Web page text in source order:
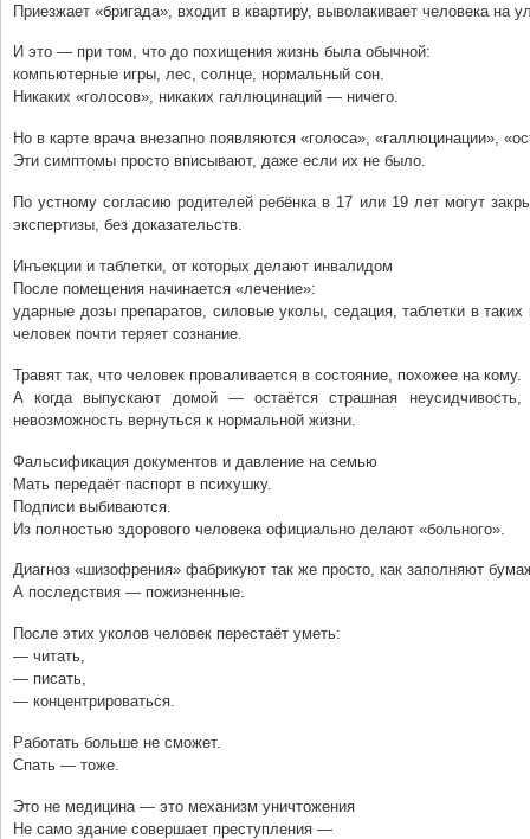
Приезжает «бригада», входит в квартиру, выволакивает человека на
И это — при том, что до похищения жизнь была обычной:
компьютерные игры, лес, солнце, нормальный сон.
Никаких «голосов», никаких галлюцинаций — ничего.
Но в карте врача внезапно появляются «голоса», «галлюцинации»,
Эти симптомы просто вписывают, даже если их не было.
По устному согласию родителей ребёнка в 17 или 19 лет могут
экспертизы, без доказательств.
Инъекции и таблетки, от которых делают инвалидом
После помещения начинается «лечение»:
ударные дозы препаратов, силовые уколы, седация, таблетки в таких
человек почти теряет сознание.
Травят так, что человек проваливается в состояние, похожее на кому.
А когда выпускают домой — остаётся страшная неусидчивость,
невозможность вернуться к нормальной жизни.
Фальсификация документов и давление на семью
Мать передаёт паспорт в психушку.
Подписи выбиваются.
Из полностью здорового человека официально делают «больного».
Диагноз «шизофрения» фабрикуют так же просто, как заполняют
А последствия — пожизненные.
После этих уколов человек перестаёт уметь:
— читать,
— писать,
— концентрироваться.
Работать больше не сможет.
Спать — тоже.
Это не медицина — это механизм уничтожения
Не само здание совершает преступления —